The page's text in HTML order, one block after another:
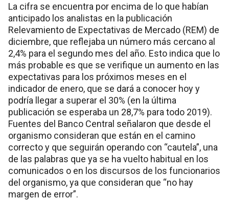
La cifra se encuentra por encima de lo que habían
anticipado los analistas en la publicación
Relevamiento de Expectativas de Mercado (REM) de
diciembre, que reflejaba un número más cercano al
2,4% para el segundo mes del año. Esto indica que lo
más probable es que se verifique un aumento en las
expectativas para los próximos meses en el
indicador de enero, que se dará a conocer hoy y
podría llegar a superar el 30% (en la última
publicación se esperaba un 28,7% para todo 2019).
Fuentes del Banco Central señalaron que desde el
organismo consideran que están en el camino
correcto y que seguirán operando con “cautela”, una
de las palabras que ya se ha vuelto habitual en los
comunicados o en los discursos de los funcionarios
del organismo, ya que consideran que “no hay
margen de error”.